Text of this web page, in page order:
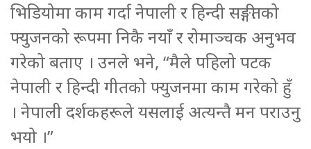
भिडियोमा काम गर्दा नेपाली र हिन्दी सङ्गीतको
फ्युजनको रूपमा निकै नयाँ र रोमाञ्चक अनुभव
गरेको बताए । उनले भने, “मैले पहिलो पटक
नेपाली र हिन्दी गीतको फ्युजनमा काम गरेको हुँ
। नेपाली दर्शकहरूले यसलाई अत्यन्तै मन पराउनु
भयो ।”